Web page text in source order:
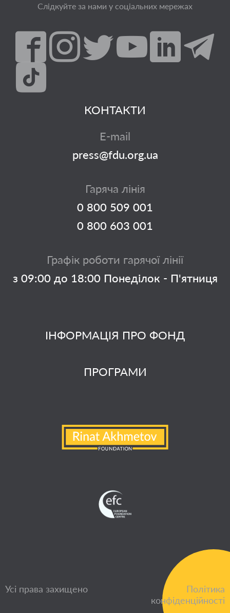
Слідкуйте за нами у соціальних мережах
ІНФОРМАЦІЯ ПРО ФОНД
ПРОГРАМИ
КОНТАКТИ
E-mail
press@fdu.org.ua
Гаряча лінія
0 800 509 001
0 800 603 001
Графік роботи гарячої лінії
з 09:00 до 18:00 Понеділок - П'ятниця
Усі права захищено
Політика
конфіденційності